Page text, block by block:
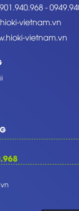
-
vietnam.vn
vietnam.vn